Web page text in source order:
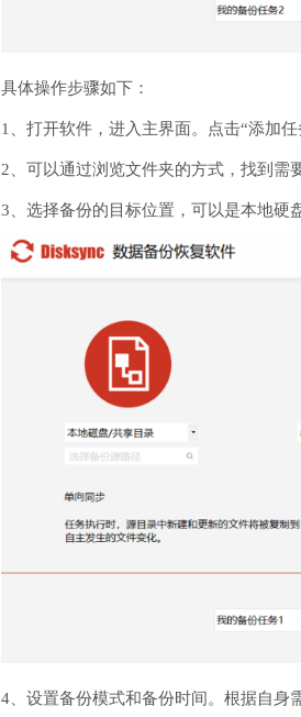
具体操作步骤如下：
1、打开软件，进入主界面。点击“添加
2、可以通过浏览文件夹的方式，找到需
3、选择备份的目标位置，可以是本地硬
4、设置备份模式和备份时间。根据自身